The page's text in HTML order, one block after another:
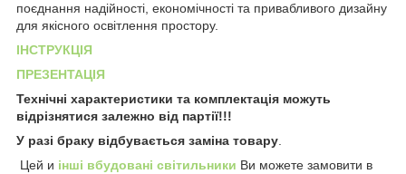
поєднання надійності, економічності та привабливого дизайну
для якісного освітлення простору.
ІНСТРУКЦІЯ
ПРЕЗЕНТАЦІЯ
Технічні характеристики та комплектація можуть
відрізнятися залежно від партії!!!
У разі браку відбувається заміна товару.
Цей и інші вбудовані світильники Ви можете замовити в